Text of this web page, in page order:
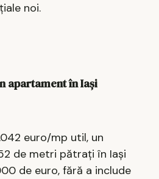
noi.
apartament în Iași
euro/mp util, un
de metri pătrați în Iași
de euro, fără a include